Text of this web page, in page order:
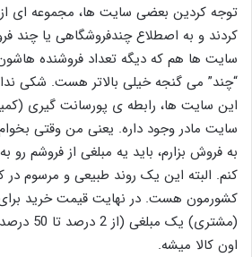
توجه کردین بعضی سایت ها، مجموعه ای
کردند و به اصطلاع چندفروشگاهی یا چند
سایت ها هم که دیگه تعداد فروشنده
“چند” می گنجه خیلی بالاتر هست. شکی
این سایت ها، رابطه ی پورسانت گیری
سایت مادر وجود داره. یعنی من وقتی
به فروش بزارم، باید یه مبلغی از فروشم رو
کنم. البته این یک روند طبیعی و مرسوم
کشورمون هست. در نهایت قیمت خرید
(مشتری)
اون کالا میشه.